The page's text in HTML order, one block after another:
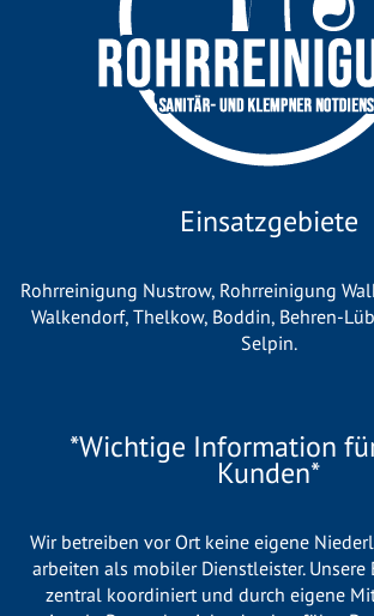
Einsatzgebiete
Rohrreinigung Nustrow, Rohrreinigung
Walkendorf, Thelkow, Boddin, Behren-
Selpin.
*Wichtige Information
Kunden*
Wir betreiben vor Ort keine eigene
arbeiten als mobiler Dienstleister. Unsere
zentral koordiniert und durch eigene